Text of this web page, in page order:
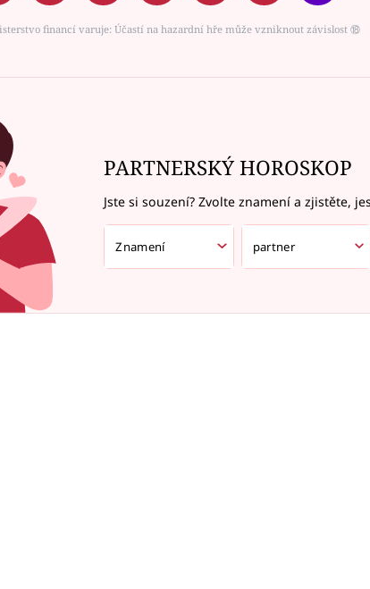
financí varuje: Účastí na hazardní hře může vzniknout závislost ⑱
PARTNERSKÝ HOROSKOP
Jste si souzení? Zvolte znamení a zjistěte,